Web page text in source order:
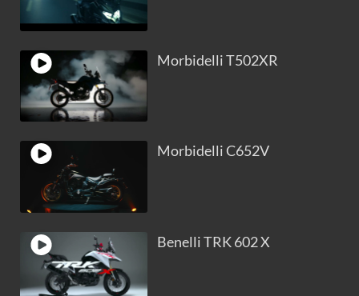
Morbidelli T502XR
Morbidelli C652V
Benelli TRK 602 X